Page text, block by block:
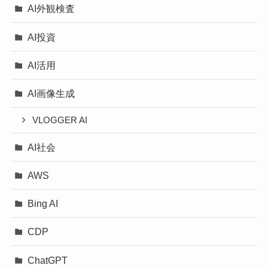
AI外観検査
AI投資
AI活用
AI画像生成
VLOGGER AI
AI社会
AWS
Bing AI
CDP
ChatGPT